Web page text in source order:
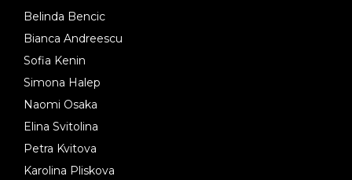
Belinda Bencic
Bianca Andreescu
Sofia Kenin
Simona Halep
Naomi Osaka
Elina Svitolina
Petra Kvitova
Karolina Pliskova